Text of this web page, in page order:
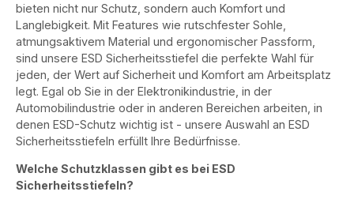
bieten nicht nur Schutz, sondern auch Komfort und
Langlebigkeit. Mit Features wie rutschfester Sohle,
atmungsaktivem Material und ergonomischer Passform,
sind unsere ESD Sicherheitsstiefel die perfekte Wahl für
jeden, der Wert auf Sicherheit und Komfort am Arbeitsplatz
legt. Egal ob Sie in der Elektronikindustrie, in der
Automobilindustrie oder in anderen Bereichen arbeiten, in
denen ESD-Schutz wichtig ist - unsere Auswahl an ESD
Sicherheitsstiefeln erfüllt Ihre Bedürfnisse.
Welche Schutzklassen gibt es bei ESD
Sicherheitsstiefeln?